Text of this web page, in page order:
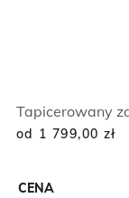
CENA
Tapicerowany
od 1 799,00 zł